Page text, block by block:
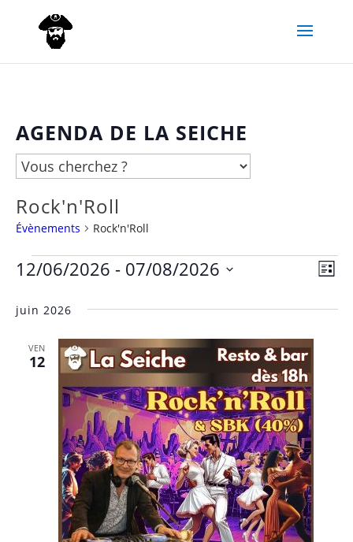
AGENDA DE LA SEICHE
Rock'n'Roll
Évènements Rock'n'Roll
Évènements
par
Liste
12/06/2026 - 07/08/2026
une
juin 2026
VEN
12